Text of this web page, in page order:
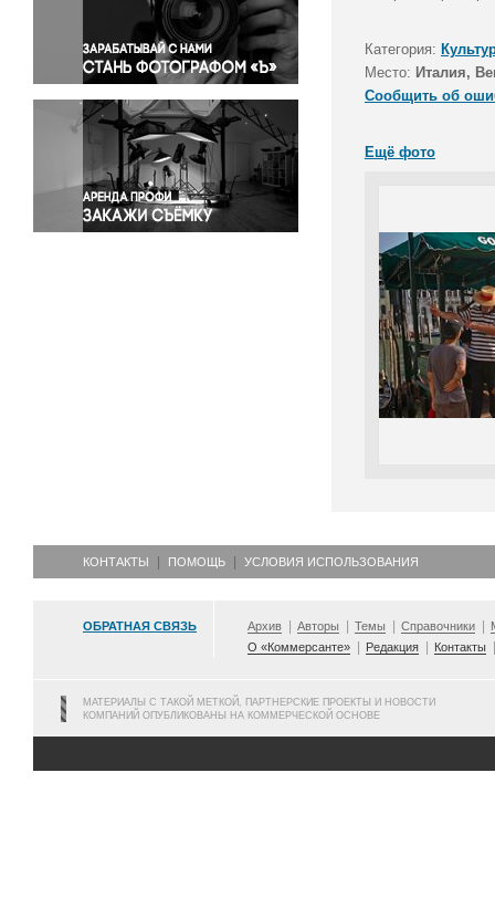
Правосудие
Происшествия и конфликты
Религия
Светская жизнь
Спорт
Экология
Экономика и бизнес
Категория:
Место: Италия,
Сообщить об
Ещё фото
КОНТАКТЫ ПОМОЩЬ УСЛОВИЯ ИСПОЛЬЗОВАНИЯ
ОБРАТНАЯ СВЯЗЬ Архив Авторы Темы Справочники
О «Коммерсанте»
Редакция Контакты
МАТЕРИАЛЫ С ТАКОЙ МЕТКОЙ, ПАРТНЕРСКИЕ ПРОЕКТЫ И НОВОСТИ
КОМПАНИЙ ОПУБЛИКОВАНЫ НА КОММЕРЧЕСКОЙ ОСНОВЕ